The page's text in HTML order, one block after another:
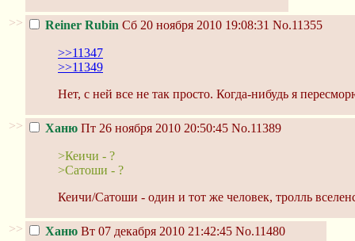
>> Reiner Rubin Сб 20 ноября 2010 19:08:31 No.11355
>>11347
>>11349
Нет, с ней все не так просто. Когда-нибудь я
>> Ханю Пт 26 ноября 2010 20:50:45 No.11389
>Кеичи - ?
>Сатоши - ?
Кеичи/Сатоши - один и тот же человек, тролль
>> Ханю Вт 07 декабря 2010 21:42:45 No.11480